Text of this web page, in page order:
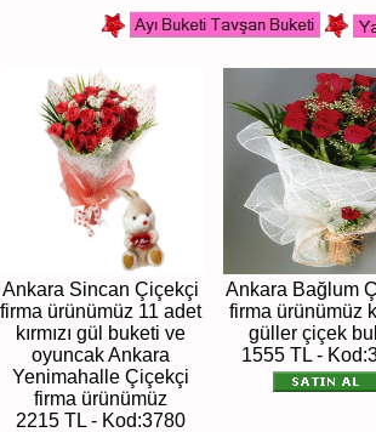
Ankara Sincan Çiçekçi
firma ürünümüz 11 adet
kırmızı gül buketi ve
oyuncak Ankara
Yenimahalle Çiçekçi
firma ürünümüz
2215 TL - Kod:3780
Ankara Bağlum
firma ürünümüz
güller çiçek
1555 TL -